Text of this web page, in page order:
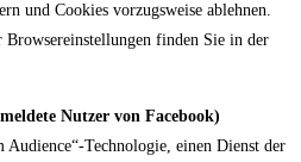
und Cookies vorzugsweise ablehnen.
finden Sie in der
Nutzer von Facebook)
Audience“-Technologie, einen Dienst der